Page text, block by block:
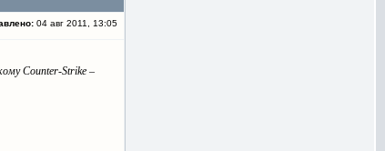
04 авг 2011, 13:05
Counter-Strike –